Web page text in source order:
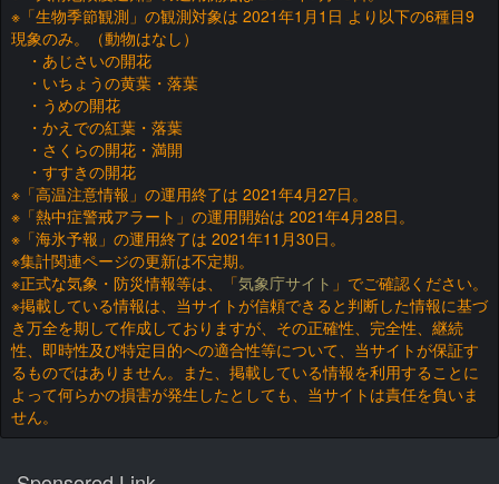
※「生物季節観測」の観測対象は 2021年1月1日 より以下の6種目9
現象のみ。（動物はなし）
・あじさいの開花
・いちょうの黄葉・落葉
・うめの開花
・かえでの紅葉・落葉
・さくらの開花・満開
・すすきの開花
※「高温注意情報」の運用終了は 2021年4月27日。
※「熱中症警戒アラート」の運用開始は 2021年4月28日。
※「海氷予報」の運用終了は 2021年11月30日。
※集計関連ページの更新は不定期。
※正式な気象・防災情報等は、「気象庁サイト 」でご確認ください。
※掲載している情報は、当サイトが信頼できると判断した情報に基づ
き万全を期して作成しておりますが、その正確性、完全性、継続
性、即時性及び特定目的への適合性等について、当サイトが保証す
るものではありません。また、掲載している情報を利用することに
よって何らかの損害が発生したとしても、当サイトは責任を負いま
せん。